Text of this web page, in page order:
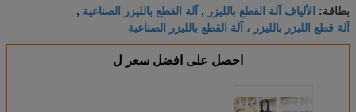
بطاقة: الألياف آلة القطع بالليزر , آلة القطع بالليزر الصناعية ,
آلة قطع الليزر بالليزر ، آلة القطع بالليزر الصناعية
احصل على افضل سعر ل